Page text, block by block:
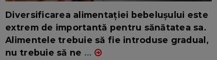
Diversificarea alimentației bebelușului este
extrem de importantă pentru sănătatea sa.
Alimentele trebuie să fie introduse gradual,
nu trebuie să ne ...